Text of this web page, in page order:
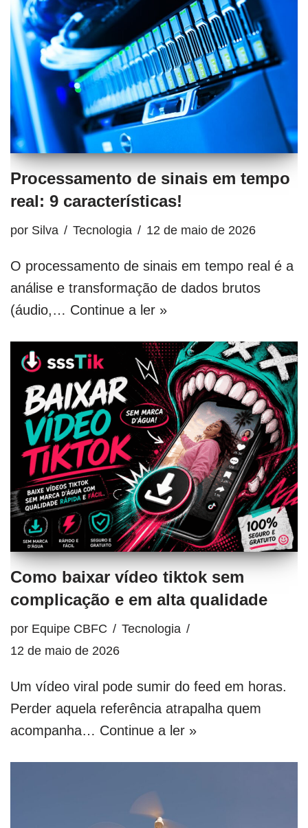
Processamento de sinais em tempo
real: 9 características!
por Silva Tecnologia 12 de maio de 2026
O processamento de sinais em tempo real é a
análise e transformação de dados brutos
(áudio,… Continue a ler »
Como baixar vídeo tiktok sem
complicação e em alta qualidade
por Equipe CBFC
Tecnologia
12 de maio de 2026
Um vídeo viral pode sumir do feed em horas.
Perder aquela referência atrapalha quem
acompanha… Continue a ler »